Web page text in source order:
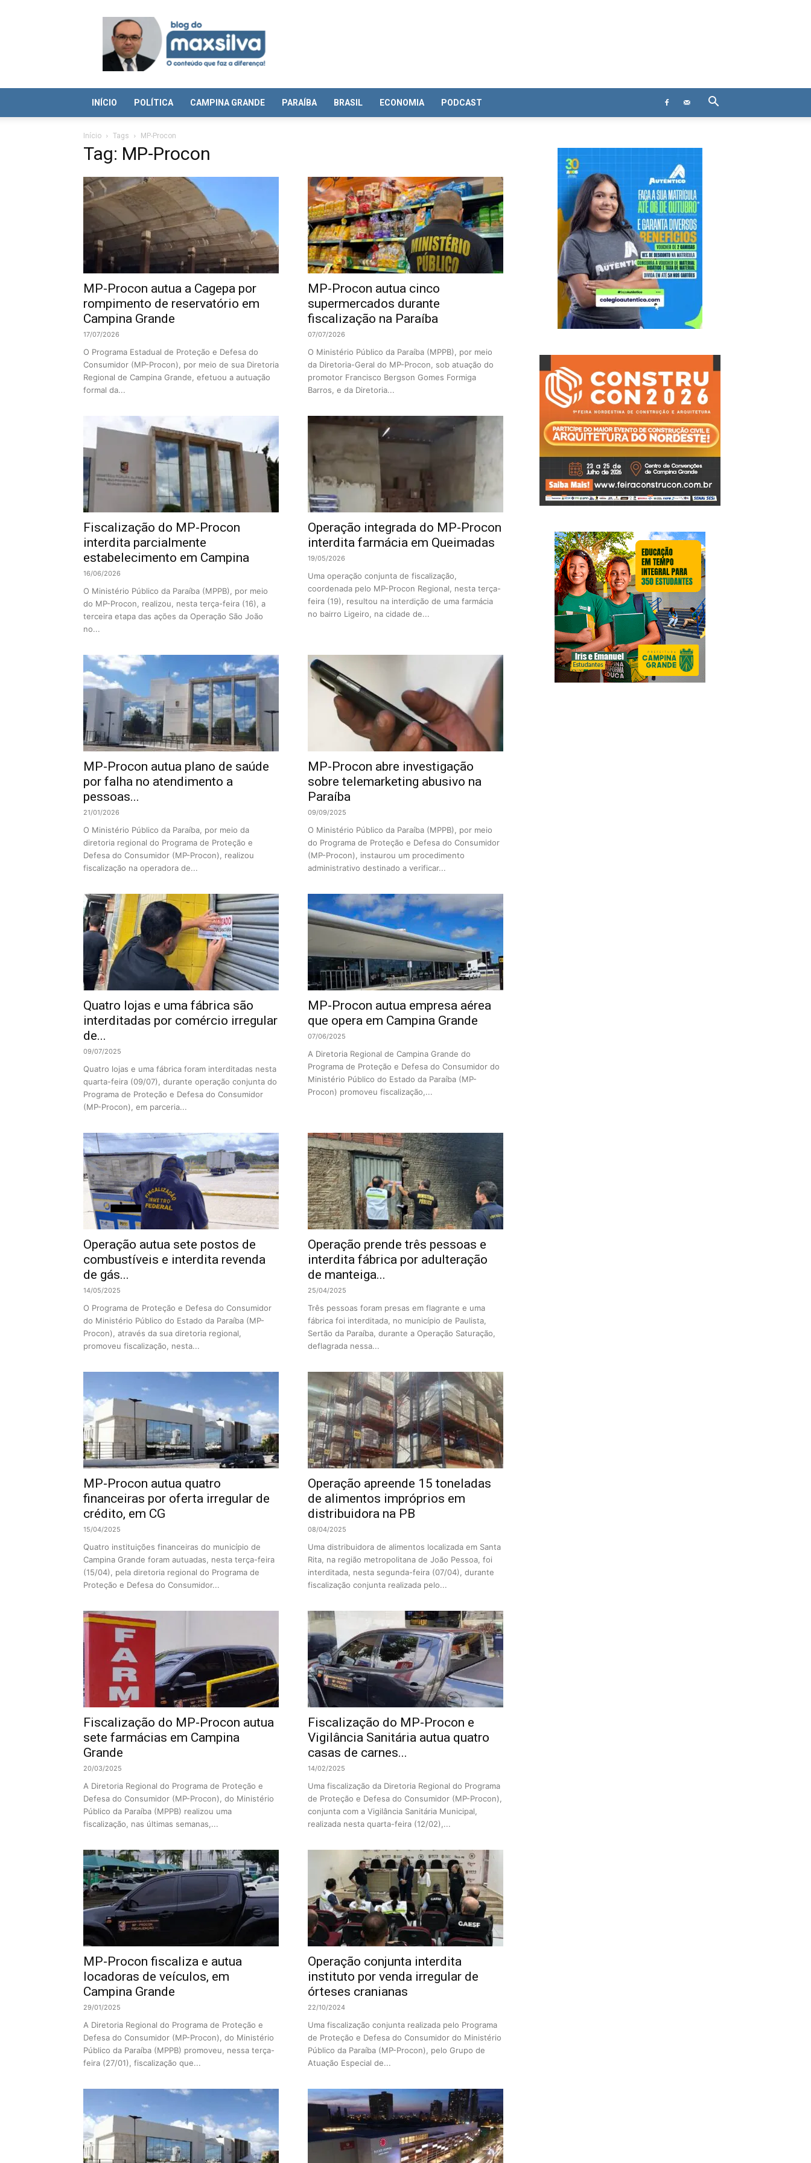
Blog
Max
Silva
INÍCIO POLÍTICA CAMPINA GRANDE PARAÍBA BRASIL ECONOMIA PODCAST
Início Tags MP-Procon
Tag: MP-Procon
MP-Procon autua a Cagepa por
rompimento de reservatório em
Campina Grande
17/07/2026
O Programa Estadual de Proteção e Defesa do
Consumidor (MP-Procon), por meio de sua Diretoria
Regional de Campina Grande, efetuou a autuação
formal da...
MP-Procon autua cinco
supermercados durante
fiscalização na Paraíba
07/07/2026
O Ministério Público da Paraíba (MPPB), por meio
da Diretoria-Geral do MP-Procon, sob atuação do
promotor Francisco Bergson Gomes Formiga
Barros, e da Diretoria...
Fiscalização do MP-Procon
interdita parcialmente
estabelecimento em Campina
16/06/2026
O Ministério Público da Paraíba (MPPB), por meio
do MP-Procon, realizou, nesta terça-feira (16), a
terceira etapa das ações da Operação São João
no...
Operação integrada do MP-Procon
interdita farmácia em Queimadas
19/05/2026
Uma operação conjunta de fiscalização,
coordenada pelo MP-Procon Regional, nesta terça-
feira (19), resultou na interdição de uma farmácia
no bairro Ligeiro, na cidade de...
MP-Procon autua plano de saúde
por falha no atendimento a
pessoas...
21/01/2026
O Ministério Público da Paraíba, por meio da
diretoria regional do Programa de Proteção e
Defesa do Consumidor (MP-Procon), realizou
fiscalização na operadora de...
MP-Procon abre investigação
sobre telemarketing abusivo na
Paraíba
09/09/2025
O Ministério Público da Paraíba (MPPB), por meio
do Programa de Proteção e Defesa do Consumidor
(MP-Procon), instaurou um procedimento
administrativo destinado a verificar...
Quatro lojas e uma fábrica são
interditadas por comércio irregular
de...
09/07/2025
Quatro lojas e uma fábrica foram interditadas nesta
quarta-feira (09/07), durante operação conjunta do
Programa de Proteção e Defesa do Consumidor
(MP-Procon), em parceria...
MP-Procon autua empresa aérea
que opera em Campina Grande
07/06/2025
A Diretoria Regional de Campina Grande do
Programa de Proteção e Defesa do Consumidor do
Ministério Público do Estado da Paraíba (MP-
Procon) promoveu fiscalização,...
Operação autua sete postos de
combustíveis e interdita revenda
de gás...
14/05/2025
O Programa de Proteção e Defesa do Consumidor
do Ministério Público do Estado da Paraíba (MP-
Procon), através da sua diretoria regional,
promoveu fiscalização, nesta...
Operação prende três pessoas e
interdita fábrica por adulteração
de manteiga...
25/04/2025
Três pessoas foram presas em flagrante e uma
fábrica foi interditada, no município de Paulista,
Sertão da Paraíba, durante a Operação Saturação,
deflagrada nessa...
MP-Procon autua quatro
financeiras por oferta irregular de
crédito, em CG
15/04/2025
Quatro instituições financeiras do município de
Campina Grande foram autuadas, nesta terça-feira
(15/04), pela diretoria regional do Programa de
Proteção e Defesa do Consumidor...
Operação apreende 15 toneladas
de alimentos impróprios em
distribuidora na PB
08/04/2025
Uma distribuidora de alimentos localizada em Santa
Rita, na região metropolitana de João Pessoa, foi
interditada, nesta segunda-feira (07/04), durante
fiscalização conjunta realizada pelo...
Fiscalização do MP-Procon autua
sete farmácias em Campina
Grande
20/03/2025
A Diretoria Regional do Programa de Proteção e
Defesa do Consumidor (MP-Procon), do Ministério
Público da Paraíba (MPPB) realizou uma
fiscalização, nas últimas semanas,...
Fiscalização do MP-Procon e
Vigilância Sanitária autua quatro
casas de carnes...
14/02/2025
Uma fiscalização da Diretoria Regional do Programa
de Proteção e Defesa do Consumidor (MP-Procon),
conjunta com a Vigilância Sanitária Municipal,
realizada nesta quarta-feira (12/02),...
MP-Procon fiscaliza e autua
locadoras de veículos, em
Campina Grande
29/01/2025
A Diretoria Regional do Programa de Proteção e
Defesa do Consumidor (MP-Procon), do Ministério
Público da Paraíba (MPPB) promoveu, nessa terça-
feira (27/01), fiscalização que...
Operação conjunta interdita
instituto por venda irregular de
órteses cranianas
22/10/2024
Uma fiscalização conjunta realizada pelo Programa
de Proteção e Defesa do Consumidor do Ministério
Público da Paraíba (MP-Procon), pelo Grupo de
Atuação Especial de...